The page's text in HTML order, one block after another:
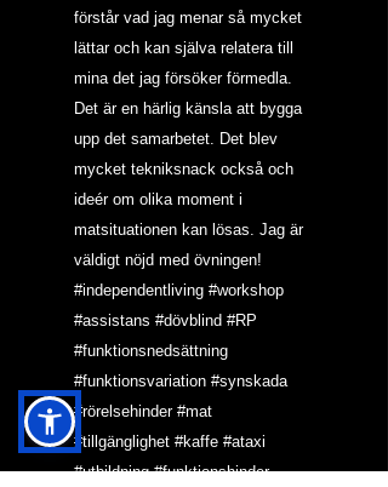
förstår vad jag menar så mycket
lättar och kan själva relatera till
mina det jag försöker förmedla.
Det är en härlig känsla att bygga
upp det samarbetet. Det blev
mycket tekniksnack också och
ideér om olika moment i
matsituationen kan lösas. Jag är
väldigt nöjd med övningen!
#independentliving #workshop
#assistans #dövblind #RP
#funktionsnedsättning
#funktionsvariation #synskada
#rörelsehinder #mat
#tillgänglighet #kaffe #ataxi
#utbildning #funktionshinder